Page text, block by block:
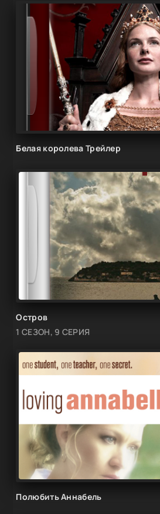
Белая королева Трейлер
Остров
1 СЕЗОН, 9 СЕРИЯ
Полюбить Аннабель